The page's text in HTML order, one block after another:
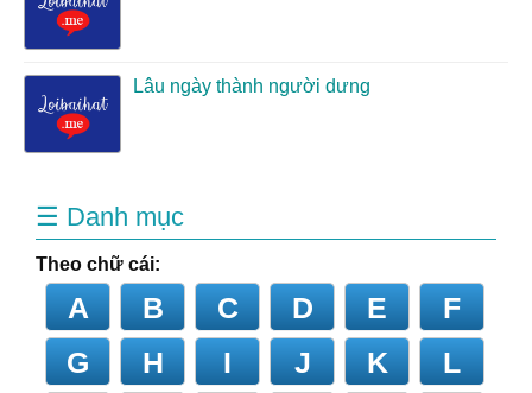
Lâu ngày thành người dưng
☰ Danh mục
Theo chữ cái:
A B C D E
F
G
H I J K
L